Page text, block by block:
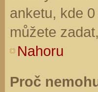
anketu, kde
můžete
Nahoru
Proč